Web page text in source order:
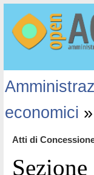
economici
Atti di